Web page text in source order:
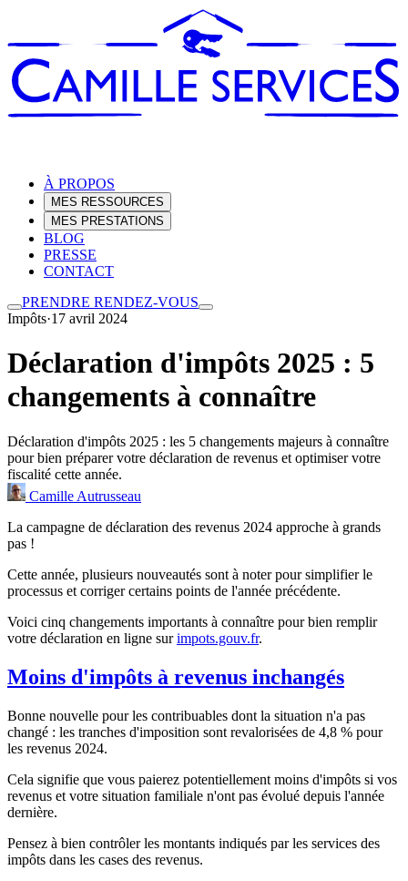
À PROPOS
MES RESSOURCES
MES PRESTATIONS
BLOG
PRESSE
CONTACT
PRENDRE RENDEZ-VOUS
Impôts·17 avril 2024
Déclaration d'impôts 2025 : 5
changements à connaître
Déclaration d'impôts 2025 : les 5 changements majeurs à connaître
pour bien préparer votre déclaration de revenus et optimiser votre
fiscalité cette année.
Camille Autrusseau
La campagne de déclaration des revenus 2024 approche à grands
pas !
Cette année, plusieurs nouveautés sont à noter pour simplifier le
processus et corriger certains points de l'année précédente.
Voici cinq changements importants à connaître pour bien remplir
votre déclaration en ligne surimpots.gouv.fr.
Moins d'impôts à revenus inchangés
Bonne nouvelle pour les contribuables dont la situation n'a pas
changé : les tranches d'imposition sont revalorisées de 4,8 % pour
les revenus 2024.
Cela signifie que vous paierez potentiellement moins d'impôts si vos
revenus et votre situation familiale n'ont pas évolué depuis l'année
dernière.
Pensez à bien contrôler les montants indiqués par les services des
impôts dans les cases des revenus.